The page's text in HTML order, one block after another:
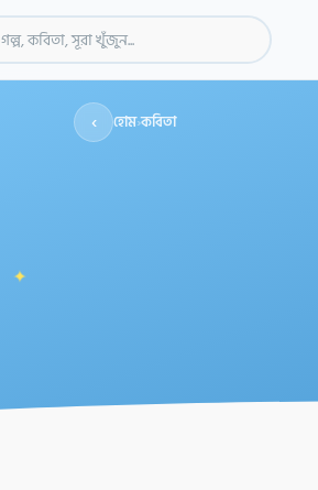
গল্প, কবিতা, সূরা খুঁজুন...
✦
‹ হোম›কবিতা